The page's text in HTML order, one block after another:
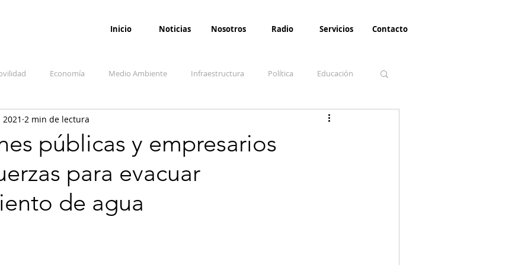
Inicio Noticias Nosotros Radio Servicios Contacto
Economía Medio Ambiente Infraestructura Política Educación
Salud Opinión Paz
y sociedad Denuncia Ciudadana Conflicto armado interno
públicas y empresarios
para evacuar
de agua
2 min de lectura